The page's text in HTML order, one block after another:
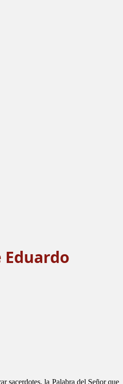
sacerdotes, la Palabra del Señor que